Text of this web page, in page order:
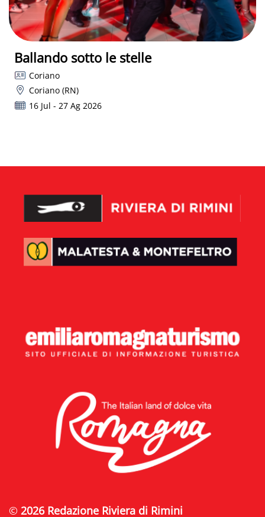
Ballando sotto le stelle
Coriano
Coriano (RN)
16 Jul - 27 Ag 2026
© 2026 Redazione Riviera di Rimini